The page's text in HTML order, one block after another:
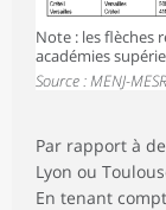
Note : les flèches
académies
Source : MENJ-
Par rapport à
Lyon ou
En tenant